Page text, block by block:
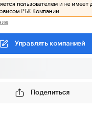
пользователем и не имеет
РБК Компании.
Управлять компанией
Поделиться